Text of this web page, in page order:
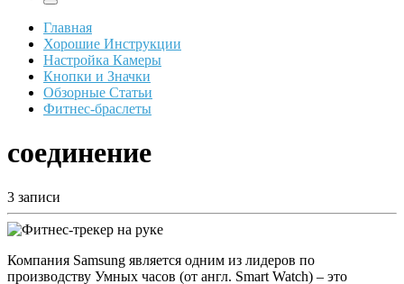
Меню
Главная
Хорошие Инструкции
Настройка Камеры
Кнопки и Значки
Обзорные Статьи
Фитнес-браслеты
соединение
3 записи
Компания Samsung является одним из лидеров по
производству Умных часов (от англ. Smart Watch) – это